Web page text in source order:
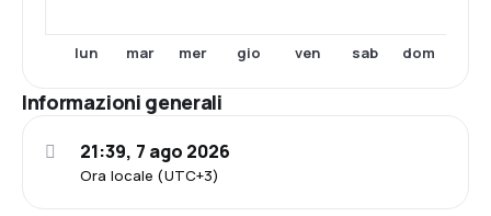
lun mar mer gio ven sab dom
Informazioni generali
Ora locale (UTC+3)
21:39, 7 ago 2026